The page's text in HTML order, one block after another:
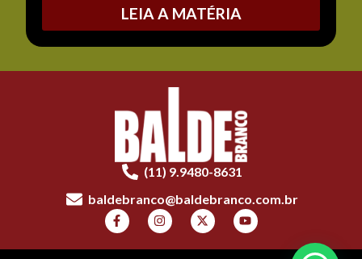
LEIA A MATÉRIA
(11) 9.9480-8631
baldebranco@baldebranco.com.br